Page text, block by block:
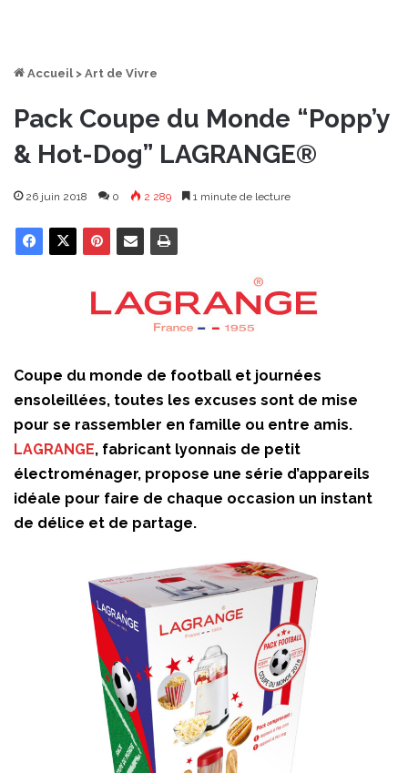
Accueil > Art de Vivre
Pack Coupe du Monde “Popp’y
& Hot-Dog” LAGRANGE®
26 juin 2018 0 2 289 1 minute de lecture
Coupe du monde de football et journées
ensoleillées, toutes les excuses sont de mise
pour se rassembler en famille ou entre amis.
LAGRANGE, fabricant lyonnais de petit
électroménager, propose une série d’appareils
idéale pour faire de chaque occasion un instant
de délice et de partage.